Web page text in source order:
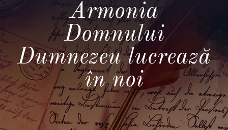
Armonia
Domnului
Dumnezeu lucrează
în noi